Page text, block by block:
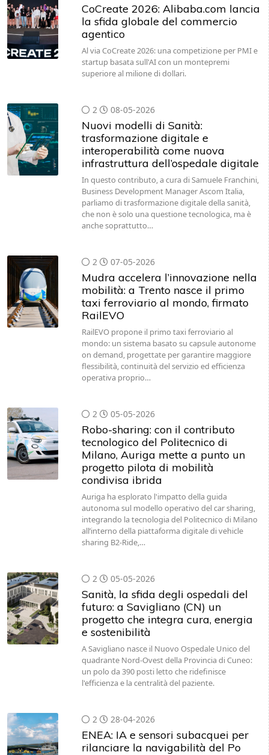
CoCreate 2026: Alibaba.com lancia
la sfida globale del commercio
agentico
Al via CoCreate 2026: una competizione per PMI e
startup basata sull'AI con un montepremi
superiore al milione di dollari.
2 08-05-2026
Nuovi modelli di Sanità:
trasformazione digitale e
interoperabilità come nuova
infrastruttura dell’ospedale digitale
In questo contributo, a cura di Samuele Franchini,
Business Development Manager Ascom Italia,
parliamo di trasformazione digitale della sanità,
che non è solo una questione tecnologica, ma è
anche soprattutto…
2 07-05-2026
Mudra accelera l’innovazione nella
mobilità: a Trento nasce il primo
taxi ferroviario al mondo, firmato
RailEVO
RailEVO propone il primo taxi ferroviario al
mondo: un sistema basato su capsule autonome
on demand, progettate per garantire maggiore
flessibilità, continuità del servizio ed efficienza
operativa proprio…
2 05-05-2026
Robo-sharing: con il contributo
tecnologico del Politecnico di
Milano, Auriga mette a punto un
progetto pilota di mobilità
condivisa ibrida
Auriga ha esplorato l'impatto della guida
autonoma sul modello operativo del car sharing,
integrando la tecnologia del Politecnico di Milano
all’interno della piattaforma digitale di vehicle
sharing B2-Ride,…
2 05-05-2026
Sanità, la sfida degli ospedali del
futuro: a Savigliano (CN) un
progetto che integra cura, energia
e sostenibilità
A Savigliano nasce il Nuovo Ospedale Unico del
quadrante Nord-Ovest della Provincia di Cuneo:
un polo da 390 posti letto che ridefinisce
l'efficienza e la centralità del paziente.
2 28-04-2026
ENEA: IA e sensori subacquei per
rilanciare la navigabilità del Po